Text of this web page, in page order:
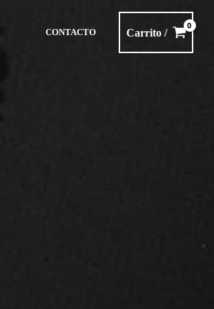
CONTACTO Carrito /